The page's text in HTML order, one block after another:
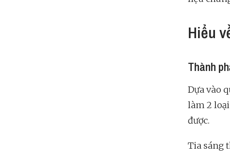
Hiểu
Thành
Dựa vào
làm 2
được.
Tia sáng